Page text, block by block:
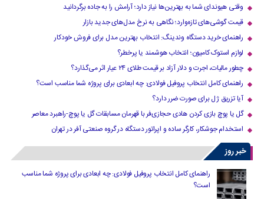
وقتی هیوندای شما به بهترین‌ها نیاز دارد؛ آرامش را به جاده برگردانید
قیمت گوشی‌های تازه‌وارد؛ نگاهی به نرخ مدل‌های جدید بازار
راهنمای خرید دستگاه وندینگ: انتخاب بهترین مدل برای فروش خودکار
لوازم استوک کامیون؛ انتخاب هوشمند یا پرخطر؟
چطور مالیات، اجرت و دلار آزاد بر قیمت طلای ۲۴ عیار اثر می‌گذارد؟
راهنمای کامل انتخاب پروفیل فولادی: چه ابعادی برای پروژه شما مناسب است؟
آیا تزریق ژل برای صورت ضرر دارد​؟
گل یا پوچ بازی کردن هادی حجازی‌فر با قهرمان مسابقات گل یا پوچ-راهبرد معاصر
استخدام جوشکار، کارگر ساده و اپراتور دستگاه در گروه صنعتی آفر در تهران
خبر روز
راهنمای کامل انتخاب پروفیل فولادی: چه ابعادی برای پروژه شما مناسب
است؟